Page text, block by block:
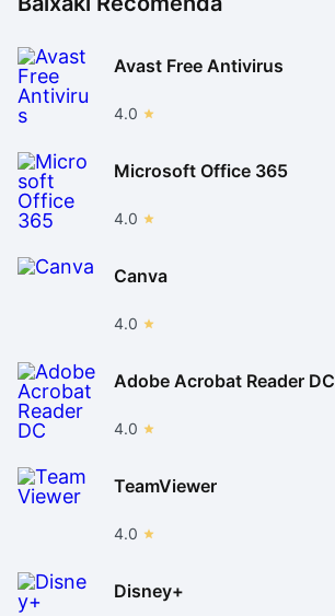
Avast Free Antivirus
4.0
Microsoft Office 365
4.0
Canva
4.0
Adobe Acrobat Reader DC
4.0
TeamViewer
4.0
Disney+